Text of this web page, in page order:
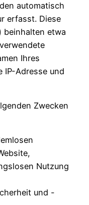
automatisch
erfasst. Diese
beinhalten etwa
Ihres
IP-Adresse und
Zwecken
Nutzung
und -